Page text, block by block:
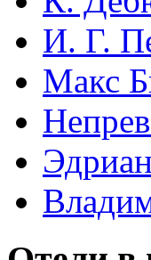
И. Г.
Макс